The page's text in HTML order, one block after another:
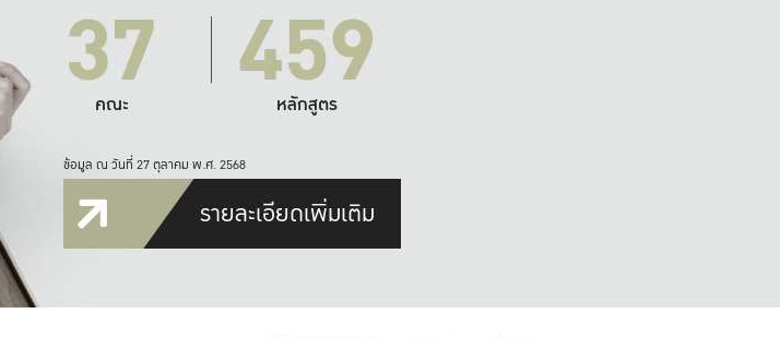
37
คณะ 459
หลักสูตร
ข้อมูล ณ วันที่ 27 ตุลาคม พ.ศ. 2568
รายละเอียดเพิ่มเติม